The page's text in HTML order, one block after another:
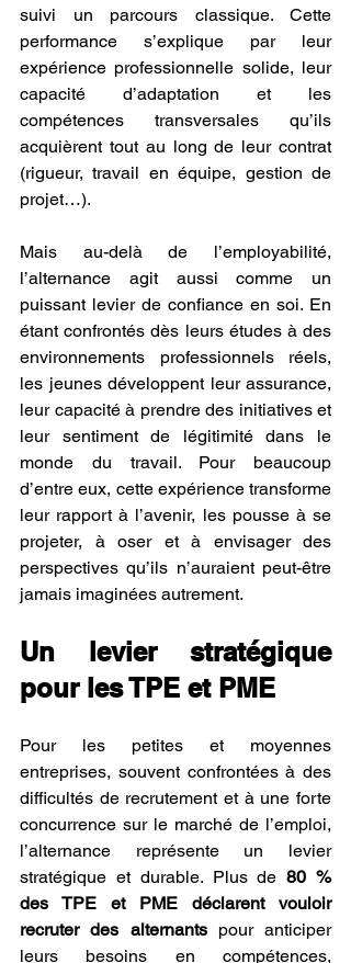
suivi un parcours classique. Cette
performance s’explique par leur
expérience professionnelle solide, leur
capacité d’adaptation et les
compétences transversales qu’ils
acquièrent tout au long de leur contrat
(rigueur, travail en équipe, gestion de
projet…).
Mais au-delà de l’employabilité,
l’alternance agit aussi comme un
puissant levier de confiance en soi. En
étant confrontés dès leurs études à des
environnements professionnels réels,
les jeunes développent leur assurance,
leur capacité à prendre des initiatives et
leur sentiment de légitimité dans le
monde du travail. Pour beaucoup
d’entre eux, cette expérience transforme
leur rapport à l’avenir, les pousse à se
projeter, à oser et à envisager des
perspectives qu’ils n’auraient peut-être
jamais imaginées autrement.
Un levier stratégique
pour les TPE et PME
Pour les petites et moyennes
entreprises, souvent confrontées à des
difficultés de recrutement et à une forte
concurrence sur le marché de l’emploi,
l’alternance représente un levier
stratégique et durable. Plus de 80 %
des TPE et PME déclarent vouloir
recruter des alternants pour anticiper
leurs besoins en compétences,